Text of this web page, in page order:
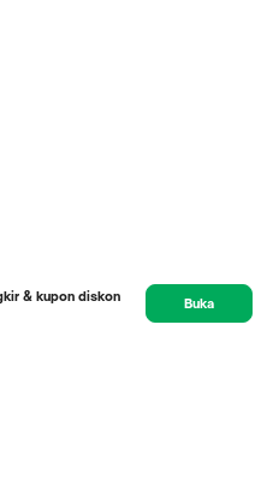
& kupon diskon
Buka